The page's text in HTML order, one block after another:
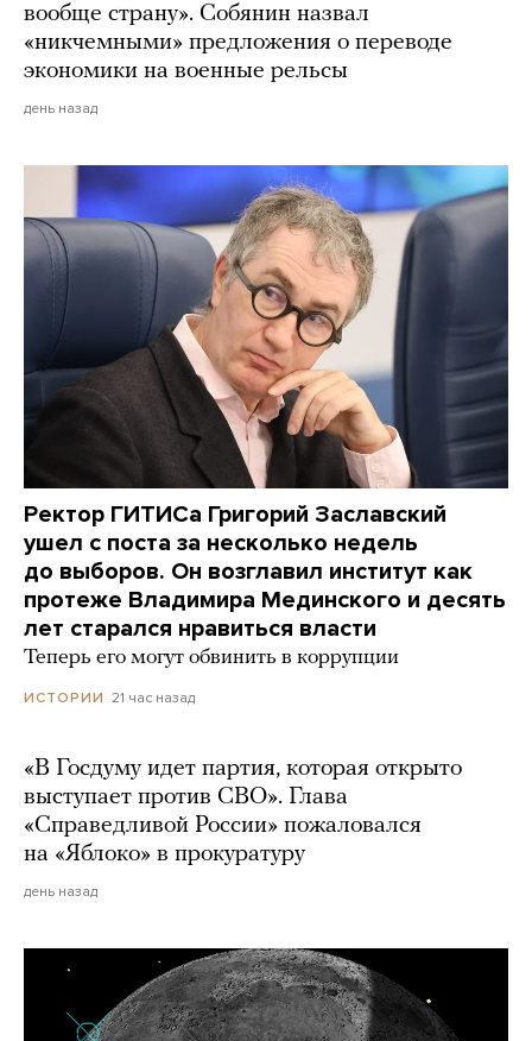
вообще страну». Собянин назвал
«никчемными» предложения о переводе
экономики на военные рельсы
день назад
Ректор ГИТИСа Григорий Заславский
ушел с поста за несколько недель
до выборов. Он возглавил институт как
протеже Владимира Мединского и десять
лет старался нравиться власти
Теперь его могут обвинить в коррупции
ИСТОРИИ 21 час назад
«В Госдуму идет партия, которая открыто
выступает против СВО». Глава
«Справедливой России» пожаловался
на «Яблоко» в прокуратуру
день назад